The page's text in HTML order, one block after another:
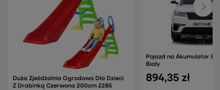
Duża Zjeżdżalnia Ogrodowa Dla Dzieci
Z Drabinką Czerwona 200cm 2285
Pojazd na Akumulator
Biały
894,35 zł